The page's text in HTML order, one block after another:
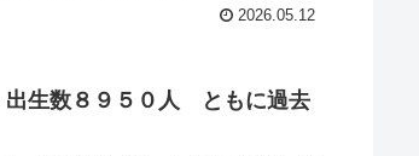
2026.05.12
出生数８９５０人 ともに過去